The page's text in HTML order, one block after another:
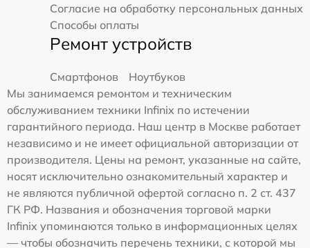
Согласие на обработку персональных данных
Способы оплаты
Ремонт устройств
Смартфонов
Ноутбуков
Мы занимаемся ремонтом и техническим
обслуживанием техники Infinix по истечении
гарантийного периода. Наш центр в Москве работает
независимо и не имеет официальной авторизации от
производителя. Цены на ремонт, указанные на сайте,
носят исключительно ознакомительный характер и
не являются публичной офертой согласно п. 2 ст. 437
ГК РФ. Названия и обозначения торговой марки
Infinix упоминаются только в информационных целях
— чтобы обозначить перечень техники, с которой мы